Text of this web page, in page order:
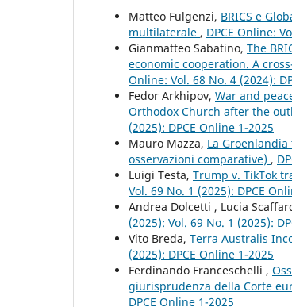
Matteo Fulgenzi, BRICS e
multilaterale , DPCE Online:
Gianmatteo Sabatino, The
economic cooperation. A
Online: Vol. 68 No. 4 (2024):
Fedor Arkhipov, War and
Orthodox Church after the
(2025): DPCE Online 1-2025
Mauro Mazza, La
osservazioni comparative) ,
Luigi Testa, Trump v. TikTok
Vol. 69 No. 1 (2025): DPCE
Andrea Dolcetti , Lucia
(2025): Vol. 69 No. 1 (2025):
Vito Breda, Terra Australis
(2025): DPCE Online 1-2025
Ferdinando Franceschelli ,
giurisprudenza della Corte
DPCE Online 1-2025